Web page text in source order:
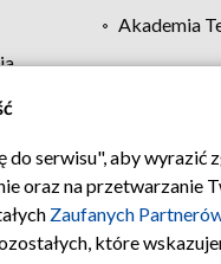
Akademia
Regulamin TVP
serwisu", aby wyrazić
oraz na przetwarzanie
Zaufanych
które